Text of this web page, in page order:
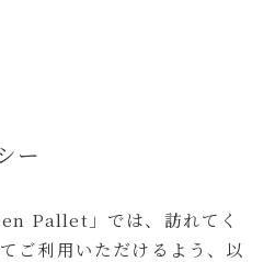
ー
Pallet」では、訪れてく
ご利用いただけるよう、以